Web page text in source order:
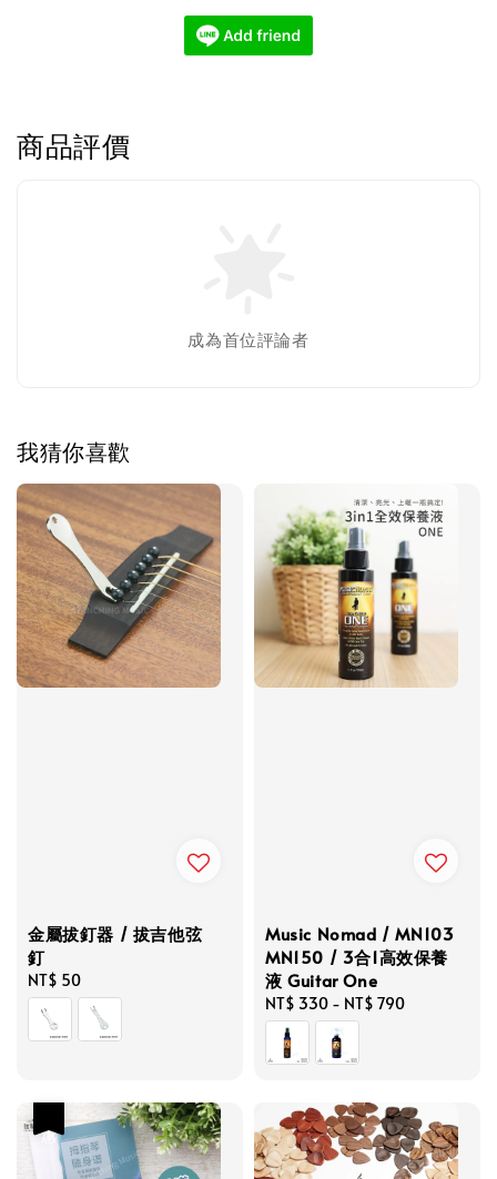
商品評價
成為首位評論者
我猜你喜歡
金屬拔釘器 / 拔吉他弦
釘
Regular
price
NT$ 50
Music Nomad / MN103
MN150 / 3合1高效保養
液 Guitar One
Regular
price
NT$ 330 - NT$ 790